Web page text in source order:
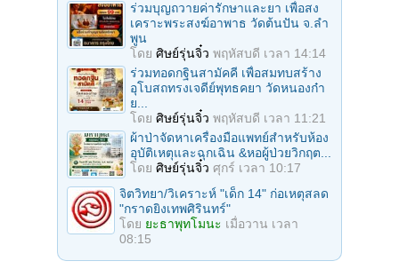
ร่วมบุญถวายค่ารักษาและยา เพื่อสง
เคราะพระสงฆ์อาพาธ วัดต้นปัน จ.ลํา
พูน
โดย ศิษย์รุ่นจิ๋ว พฤหัสบดี เวลา 14:14
ร่วมทอดกฐินสามัคคี เพื่อสมทบสร้าง
อุโบสถทรงเจดีย์พุทธคยา วัดหนองก๋า
ย...
โดย ศิษย์รุ่นจิ๋ว พฤหัสบดี เวลา 11:21
ผ้าป่าจัดหาเครื่องมือแพทย์สำหรับห้อง
อุบัติเหตุและฉุกเฉิน &หอผู้ป่วยวิกฤต...
โดย ศิษย์รุ่นจิ๋ว ศุกร์ เวลา 10:17
จิตวิทยา/วิเคราะห์ "เด็ก 14" ก่อเหตุสลด
"กราดยิงเทพศิรินทร์"
โดย ยะธาพุทโมนะ เมื่อวาน เวลา
08:15